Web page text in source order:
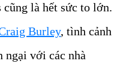
là hết sức to lớn.
Burley, tình cảnh
ngại với các nhà